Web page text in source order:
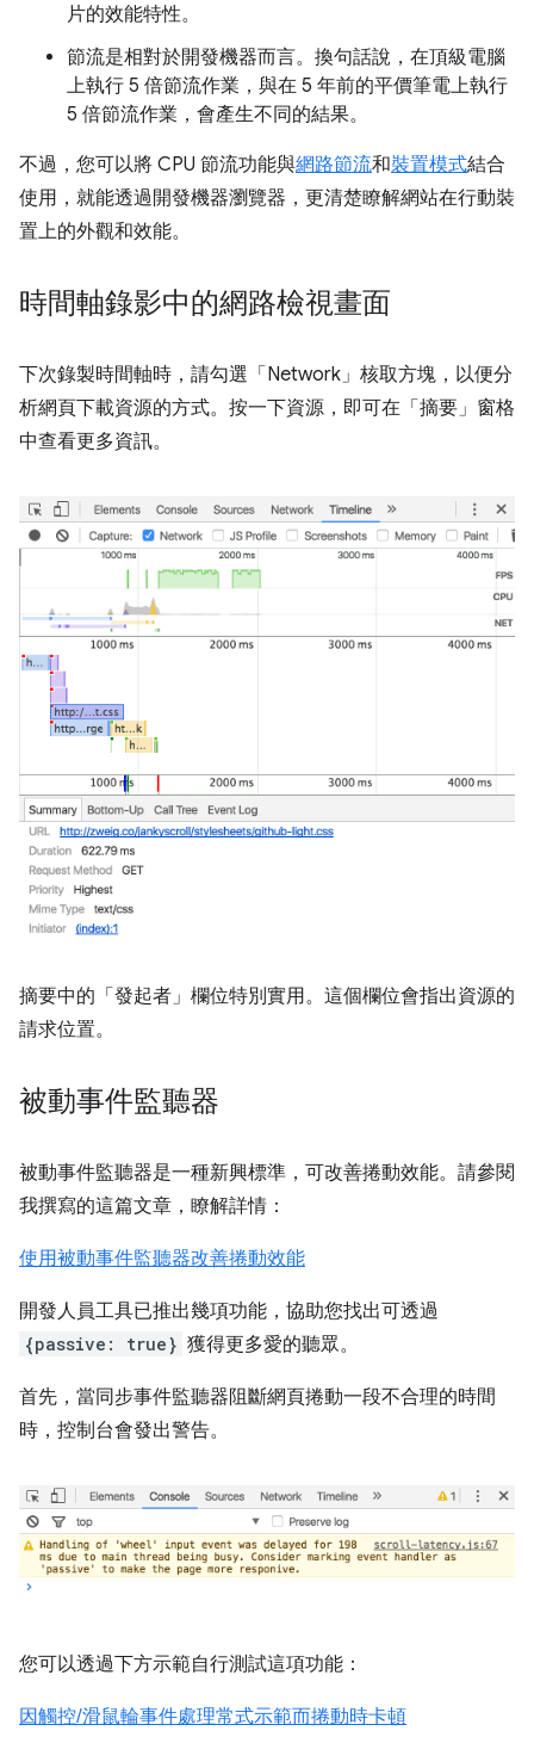
片的效能特性。
節流是相對於開發機器而言。換句話說，在頂級電腦
上執行 5 倍節流作業，與在 5 年前的平價筆電上執行
5 倍節流作業，會產生不同的結果。
不過，您可以將 CPU 節流功能與網路節流和裝置模式結合
使用，就能透過開發機器瀏覽器，更清楚瞭解網站在行動裝
置上的外觀和效能。
時間軸錄影中的網路檢視畫面
下次錄製時間軸時，請勾選「Network」 核取方塊，以便分
析網頁下載資源的方式。按一下資源，即可在「摘要」窗格
中查看更多資訊。
摘要中的「發起者」 欄位特別實用。這個欄位會指出資源的
請求位置。
被動事件監聽器
被動事件監聽器是一種新興標準，可改善捲動效能。請參閱
我撰寫的這篇文章，瞭解詳情：
使用被動事件監聽器改善捲動效能
開發人員工具已推出幾項功能，協助您找出可透過
{passive: true} 獲得更多愛的聽眾。
首先，當同步事件監聽器阻斷網頁捲動一段不合理的時間
時，控制台會發出警告。
您可以透過下方示範自行測試這項功能：
因觸控/滑鼠輪事件處理常式示範而捲動時卡頓